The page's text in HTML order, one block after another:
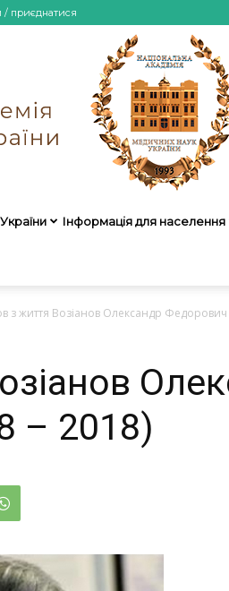
/ приєднатися
Інформація для населення
з життя Возіанов Олександр Федорович
– 2018)